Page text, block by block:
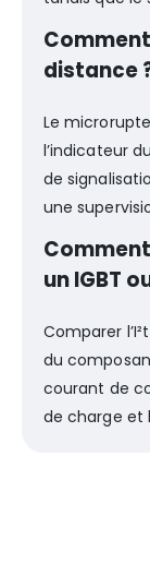
distance
Le
l’indicateur
de
une
un IGBT
Comparer
du
courant de
de charge et